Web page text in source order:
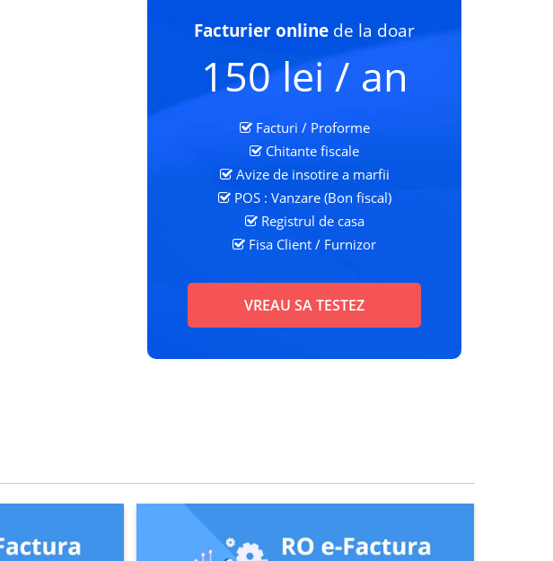
Facturier online de la doar
150 lei / an
Facturi / Proforme
Chitante fiscale
Avize de insotire a marfii
POS : Vanzare (Bon fiscal)
Registrul de casa
Fisa Client / Furnizor
VREAU SA TESTEZ